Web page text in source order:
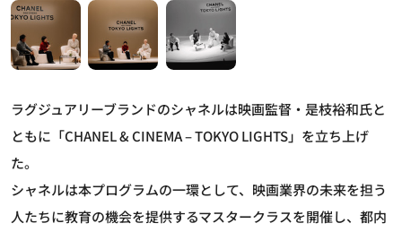
ラグジュアリーブランドのシャネルは映画監督・是枝裕和氏と
ともに「CHANEL & CINEMA – TOKYO LIGHTS」を立ち上げ
た。
シャネルは本プログラムの一環として、映画業界の未来を担う
人たちに教育の機会を提供するマスタークラスを開催し、都内